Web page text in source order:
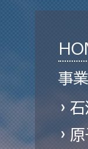
事
石